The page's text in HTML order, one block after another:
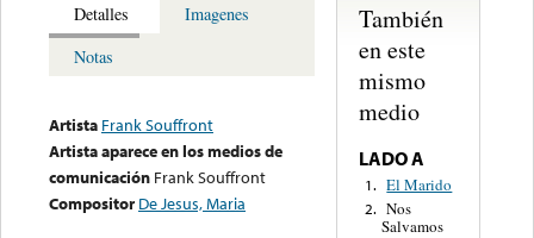
Detalles
Imagenes
Notas
Artista Frank Souffront
Artista aparece en los medios de
comunicación Frank Souffront
Compositor De Jesus, Maria
También
en este
mismo
medio
LADO A
1. El Marido
2. Nos
Salvamos